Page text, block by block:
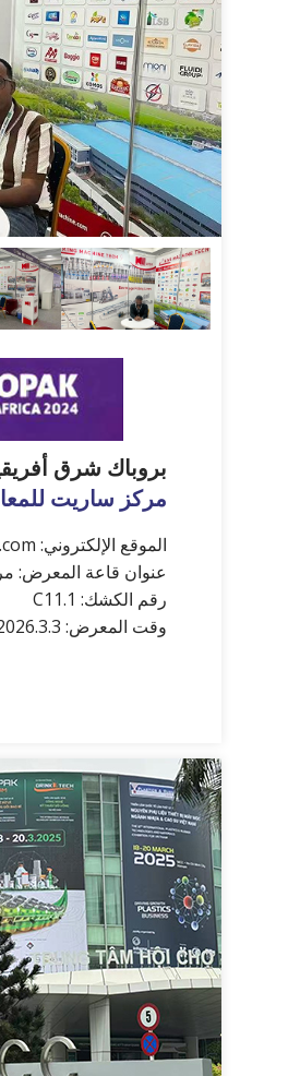
بروباك شرق أفريقيا
مركز ساريت
الموقع الإلكتروني: https://www.propakeastafrica.com/
عنوان قاعة المعرض:
رقم الكشك: C11.1
وقت المعرض: 2026.3.3-5